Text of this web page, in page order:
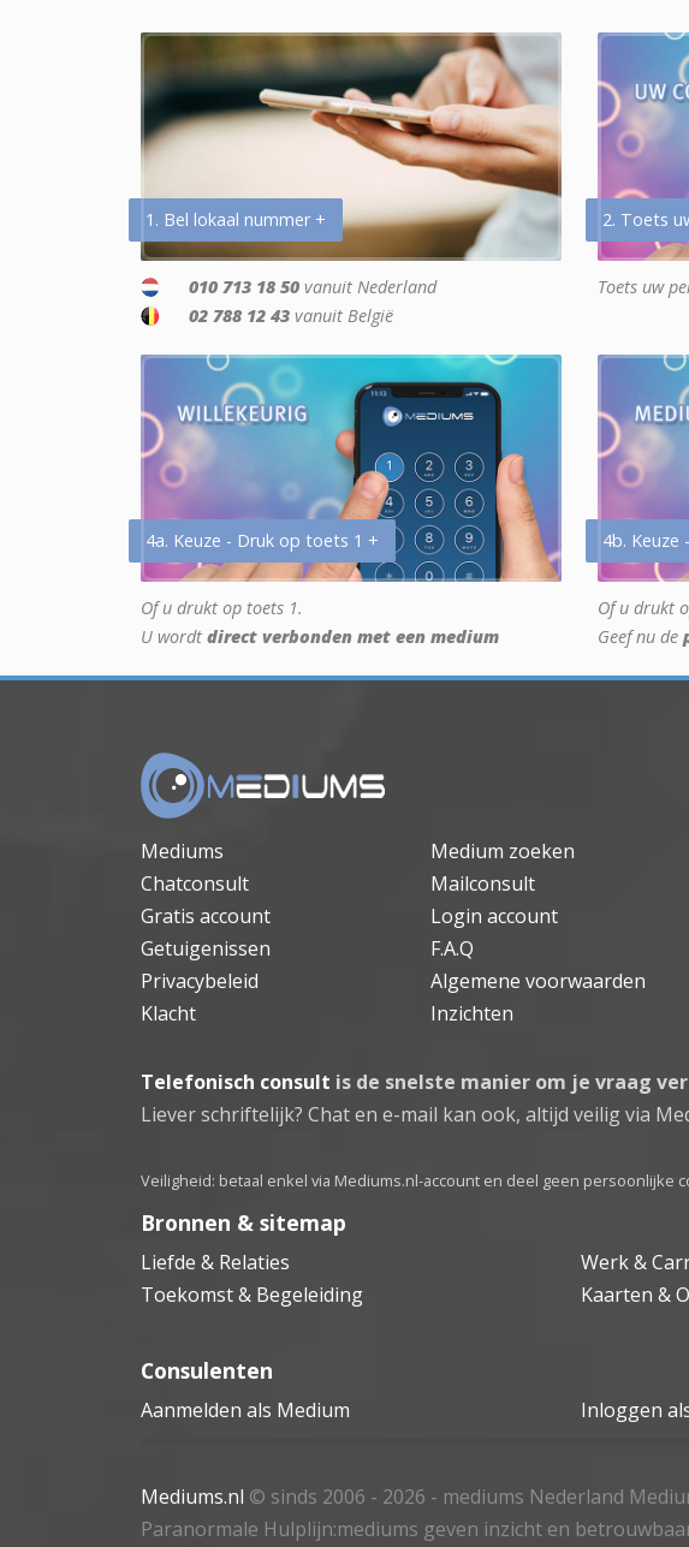
1. Bel lokaal nummer +
010 713 18 50 vanuit Nederland
02 788 12 43 vanuit België
2. Toets
Toets uw
4a. Keuze - Druk op toets 1 +
Of u drukt op toets 1.
U wordt direct verbonden met een medium
4b.
Of u drukt
Geef nu de
Mediums Medium zoeken
Chatconsult
Mailconsult
Gratis account
Login account
Getuigenissen
F.A.Q
Privacybeleid
Algemene voorwaarden
Klacht
Inzichten
Telefonisch consult is de snelste manier om je vraag
Liever schriftelijk? Chat en e-mail kan ook, altijd veilig via
Veiligheid: betaal enkel via Mediums.nl-account en deel geen persoonlijke
Bronnen & sitemap
Liefde & Relaties Werk &
Toekomst & Begeleiding
Kaarten &
Consulenten
Aanmelden als Medium Inloggen
Mediums.nl © sinds 2006 - 2026 - mediums Nederland
Paranormale Hulplijn:mediums geven inzicht en